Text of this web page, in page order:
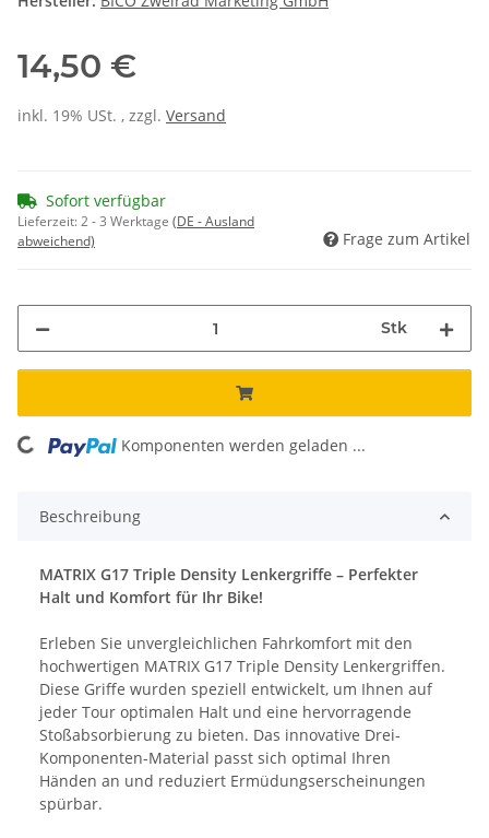
14,50 €
inkl. 19% USt. , zzgl. Versand
Sofort verfügbar
Lieferzeit:2 - 3 Werktage (DE - Ausland
abweichend)
Frage zum Artikel
Stk
Komponenten werden geladen ...
Beschreibung
MATRIX G17 Triple Density Lenkergriffe – Perfekter
Halt und Komfort für Ihr Bike!
Erleben Sie unvergleichlichen Fahrkomfort mit den
hochwertigen MATRIX G17 Triple Density Lenkergriffen.
Diese Griffe wurden speziell entwickelt, um Ihnen auf
jeder Tour optimalen Halt und eine hervorragende
Stoßabsorbierung zu bieten. Das innovative Drei-
Komponenten-Material passt sich optimal Ihren
Händen an und reduziert Ermüdungserscheinungen
spürbar.